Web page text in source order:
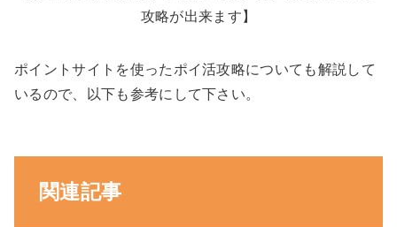
攻略が出来ます】
ポイントサイトを使ったポイ活攻略についても解説して
いるので、以下も参考にして下さい。
関連記事